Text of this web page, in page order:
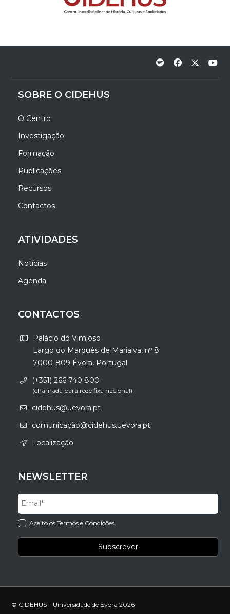
SOBRE O CIDEHUS
O Centro
Investigação
Formação
Publicações
Recursos
Contactos
ATIVIDADES
Notícias
Agenda
CONTACTOS
Palácio do Vimioso
Largo do Marquês de Marialva, nº 8
7000-809 Évora, Portugal
(+351) 266 740 800
(chamada para rede fixa nacional)
cidehus@uevora.pt
comunicação@cidehus.uevora.pt
Localização
NEWSLETTER
Aceito os Termos e Condições.
© CIDEHUS – Universidade de Évora 2026